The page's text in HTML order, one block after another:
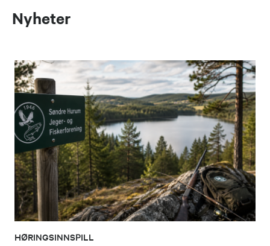
Nyheter
HØRINGSINNSPILL